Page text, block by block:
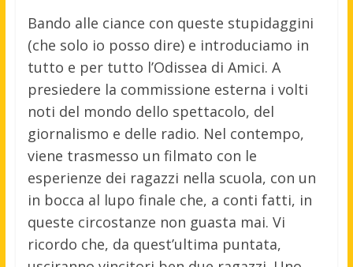
Bando alle ciance con queste stupidaggini
(che solo io posso dire) e introduciamo in
tutto e per tutto l’Odissea di Amici. A
presiedere la commissione esterna i volti
noti del mondo dello spettacolo, del
giornalismo e delle radio. Nel contempo,
viene trasmesso un filmato con le
esperienze dei ragazzi nella scuola, con un
in bocca al lupo finale che, a conti fatti, in
queste circostanze non guasta mai. Vi
ricordo che, da quest’ultima puntata,